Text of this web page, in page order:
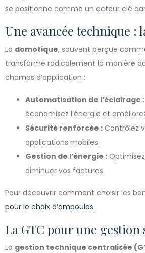
se positionne comme un acteur clé
Une avancée technique :
La domotique, souvent perçue
transforme radicalement la manière
champs d’application :
Automatisation de l’éclairage :
économisez l’énergie et
Sécurité renforcée : Contrôlez
applications mobiles.
Gestion de l’énergie :
diminuer vos factures.
Pour découvrir comment choisir les
pour le choix d’ampoules.
La GTC pour une
La gestion technique centralisée